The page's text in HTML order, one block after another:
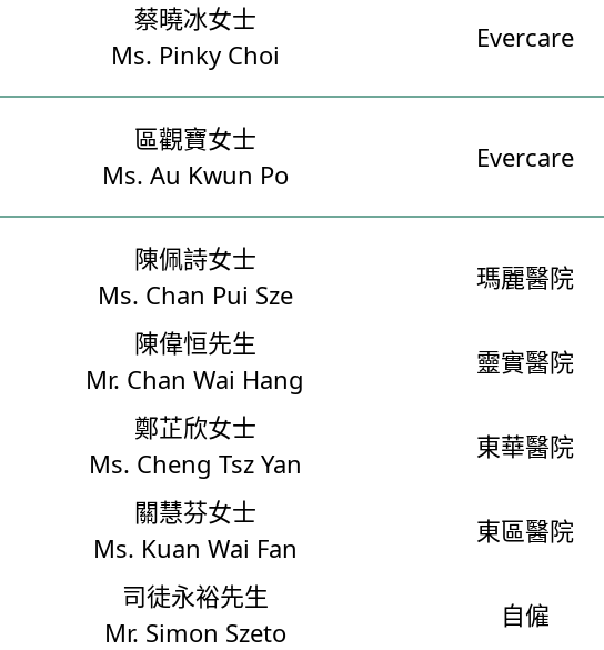
蔡曉冰女士
Ms. Pinky Choi
Evercare
區觀寶女士
Ms. Au Kwun Po
Evercare
陳佩詩女士
Ms. Chan Pui Sze
瑪麗醫院
陳偉恒先生
Mr. Chan Wai Hang
靈實醫院
鄭芷欣女士
Ms. Cheng Tsz Yan
東華醫院
關慧芬女士
Ms. Kuan Wai Fan
東區醫院
司徒永裕先生
Mr. Simon Szeto
自僱